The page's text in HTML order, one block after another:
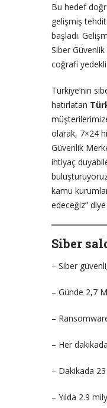
Bu hedef
gelişmiş
başladı.
Siber
coğrafi
Türkiye’nin
hatırlatan
olarak, 7×24
Güvenlik
ihtiyaç
kamu
edeceğiz”
Siber
– Siber
– Günde 2,7
–
– Her
– Dakikada 23
– Yılda 2.9